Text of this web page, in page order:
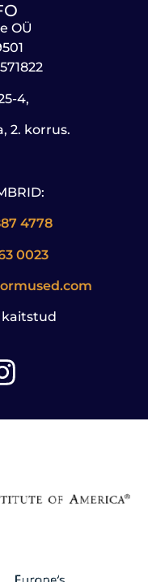
OÜ
4,
2. korrus.
4778
0023